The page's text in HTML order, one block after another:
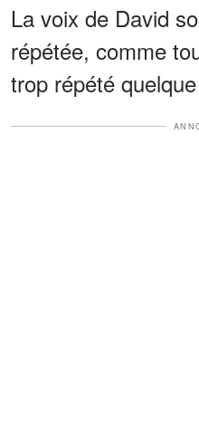
La voix de David
répétée, comme
trop répété